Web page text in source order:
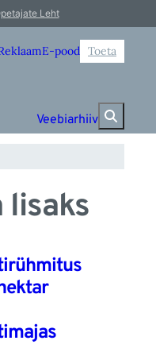
Leht
E-pood Toeta
Veebiarhiiv
lisaks